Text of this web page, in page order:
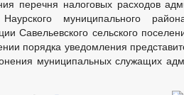
перечня налоговых расходов
Наурского муниципального
Савельевского сельского
порядка уведомления
муниципальных служащих